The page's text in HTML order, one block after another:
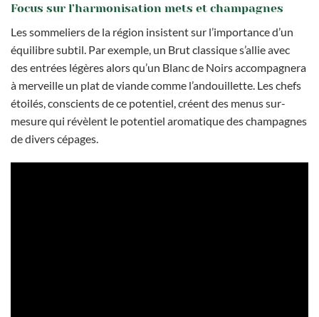
Focus sur l’harmonisation mets et champagnes
Les sommeliers de la région insistent sur l’importance d’un
équilibre subtil. Par exemple, un Brut classique s’allie avec
des entrées légères alors qu’un Blanc de Noirs accompagnera
à merveille un plat de viande comme l’andouillette. Les chefs
étoilés, conscients de ce potentiel, créent des menus sur-
mesure qui révèlent le potentiel aromatique des champagnes
de divers cépages.